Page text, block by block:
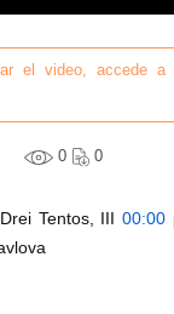
el video, accede
0 0
Tentos, III 00:00